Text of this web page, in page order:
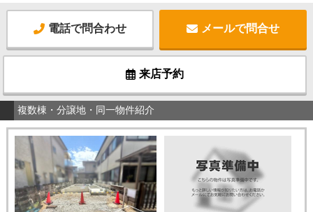
電話で問合わせ メールで問合せ
来店予約
複数棟・分譲地・同一物件紹介